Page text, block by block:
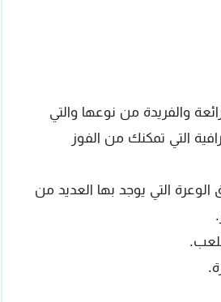
والفريدة من نوعها والتي
التي تمكنك من الفوز
التي يوجد بها العديد من